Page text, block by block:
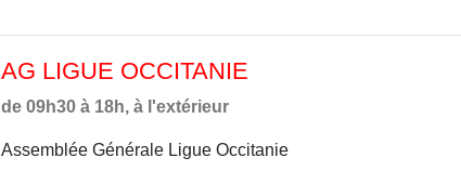
AG LIGUE OCCITANIE
de 09h30 à 18h, à l'extérieur
Assemblée Générale Ligue Occitanie